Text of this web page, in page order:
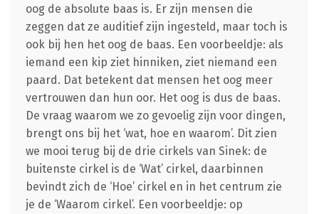
oog de absolute baas is. Er zijn mensen die
zeggen dat ze auditief zijn ingesteld, maar toch is
ook bij hen het oog de baas. Een voorbeeldje: als
iemand een kip ziet hinniken, ziet niemand een
paard. Dat betekent dat mensen het oog meer
vertrouwen dan hun oor. Het oog is dus de baas.
De vraag waarom we zo gevoelig zijn voor dingen,
brengt ons bij het ‘wat, hoe en waarom’. Dit zien
we mooi terug bij de drie cirkels van Sinek: de
buitenste cirkel is de ‘Wat’ cirkel, daarbinnen
bevindt zich de ‘Hoe’ cirkel en in het centrum zie
je de ‘Waarom cirkel’. Een voorbeeldje: op